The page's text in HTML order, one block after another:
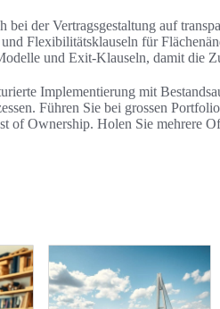
bei der Vertragsgestaltung auf
Flexibilitätsklauseln für
und Exit-Klauseln, damit die
Implementierung mit
Führen Sie bei grossen
of Ownership. Holen Sie mehrere